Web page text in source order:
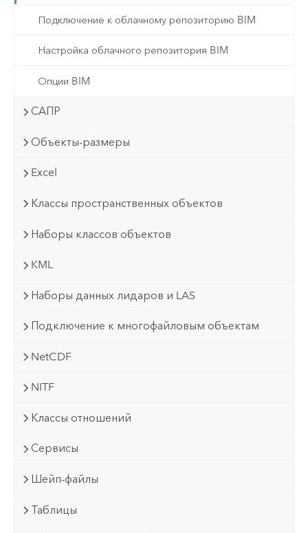
Подключение к облачному репозиторию BIM
Настройка облачного репозитория BIM
Опции BIM
САПР
Объекты-размеры
Excel
Классы пространственных объектов
Наборы классов объектов
KML
Наборы данных лидаров и LAS
Подключение к многофайловым объектам
NetCDF
NITF
Классы отношений
Сервисы
Шейп-файлы
Таблицы